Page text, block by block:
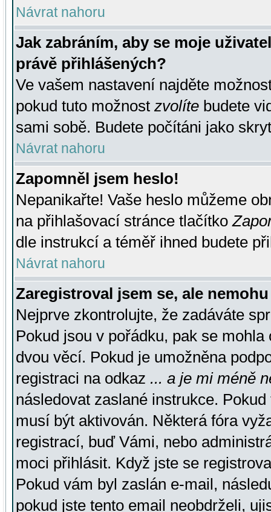
Návrat nahoru
Jak zabráním, aby se moje
právě přihlášených?
Ve vašem nastavení najděte
pokud tuto možnost zvolíte budete
sami sobě. Budete počítáni jako
Návrat nahoru
Zapomněl jsem heslo!
Nepanikařte! Vaše heslo můžeme
na přihlašovací stránce tlačítko
dle instrukcí a téměř ihned budete
Návrat nahoru
Zaregistroval jsem se, ale
Nejprve zkontrolujte, že zadáváte
Pokud jsou v pořádku, pak se
dvou věcí. Pokud je umožněna
registraci na odkaz ... a je mi méně
následovat zaslané instrukce.
musí být aktivován. Některá fóra
registrací, buď Vámi, nebo
moci přihlásit. Když jste se
Pokud vám byl zaslán e-mail,
pokud jste tento email neobdrželi,